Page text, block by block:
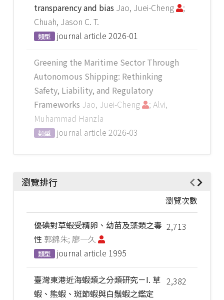
transparency and bias Jao, Juei-Cheng
;
Chuah, Jason C. T.
類型 journal article 2026-01
Greening the Maritime Sector Through
Autonomous Shipping: Rethinking
Safety, Liability, and Regulatory
Frameworks Jao, Juei-Cheng
; Alvi,
Muhammad Hanzla
類型 journal article 2026-03
瀏覽排行
瀏覽次數
2,713
優碘對草蝦受精卵、幼苗及藻類之毒
性 郭錦朱; 廖一久
類型 journal article 1995
2,382
臺灣東港近海蝦類之分類研究－I. 草
蝦、熊蝦、斑節蝦與白鬚蝦之鑑定